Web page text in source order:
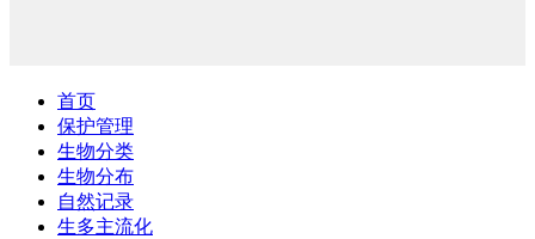
首页
保护管理
生物分类
生物分布
自然记录
生多主流化